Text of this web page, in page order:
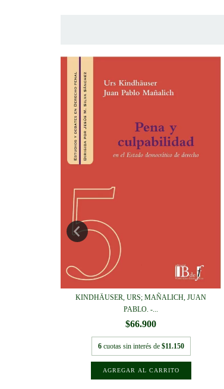
KINDHÄUSER, URS; MAÑALICH, JUAN
PABLO. -...
$66.900
6 cuotas sin interés de $11.150